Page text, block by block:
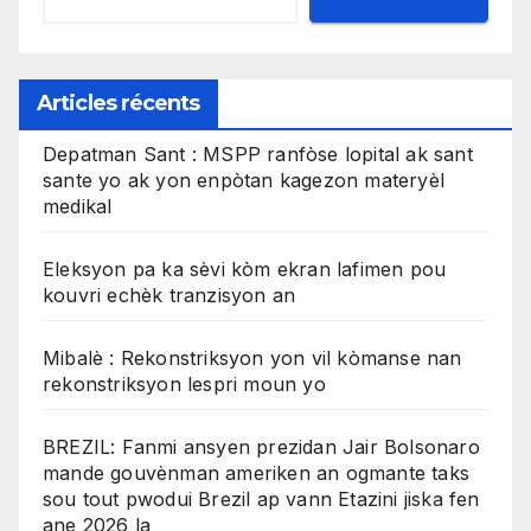
Articles récents
Depatman Sant : MSPP ranfòse lopital ak sant
sante yo ak yon enpòtan kagezon materyèl
medikal
Eleksyon pa ka sèvi kòm ekran lafimen pou
kouvri echèk tranzisyon an
Mibalè : Rekonstriksyon yon vil kòmanse nan
rekonstriksyon lespri moun yo
BREZIL: Fanmi ansyen prezidan Jair Bolsonaro
mande gouvènman ameriken an ogmante taks
sou tout pwodui Brezil ap vann Etazini jiska fen
ane 2026 la